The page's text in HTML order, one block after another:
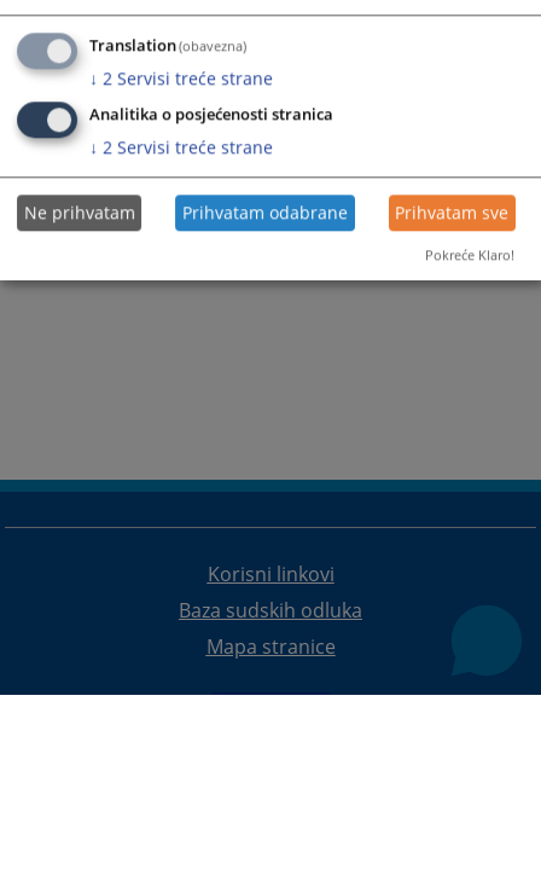
Korisni linkovi
Baza sudskih odluka
Mapa stranice
Translation(obavezna)
↓ 2 Servisi treće strane
Analitika o posjećenosti stranica
↓ 2 Servisi treće strane
Ne prihvatam Prihvatam odabrane Prihvatam sve
Pokreće Klaro!